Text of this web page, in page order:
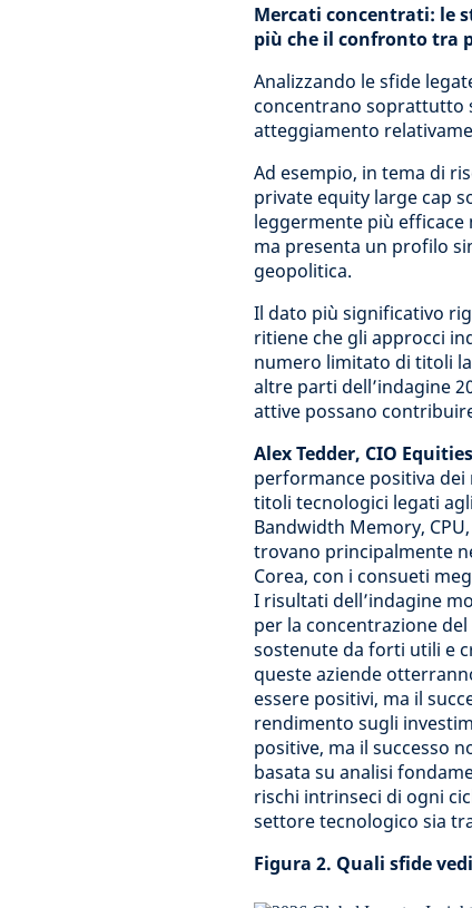
Mercati concentrati: le
più che il confronto tra
Analizzando le sfide
concentrano soprattutto
atteggiamento
Ad esempio, in tema di
private equity large cap
leggermente più
ma presenta un profilo
geopolitica.
Il dato più significativo
ritiene che gli approcci
numero limitato di titoli
altre parti dell’indagine
attive possano
Alex Tedder, CIO
performance positiva
titoli tecnologici legati
Bandwidth Memory,
trovano principalmente
Corea, con i consueti
I risultati dell’indagine
per la concentrazione
sostenute da forti utili e
queste aziende
essere positivi, ma il
rendimento sugli
positive, ma il successo
basata su analisi
rischi intrinseci di ogni
settore tecnologico sia
Figura 2. Quali sfide